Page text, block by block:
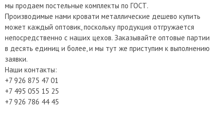
мы продаем постельные комплекты по ГОСТ.
Производимые нами кровати металлические дешево купить
может каждый оптовик, поскольку продукция отгружается
непосредственно с наших цехов. Заказывайте оптовые партии
в десять единиц и более, и мы тут же приступим к выполнению
заявки.
Наши контакты:
+7 926 875 47 01
+7 495 055 15 25
+7 926 786 44 45